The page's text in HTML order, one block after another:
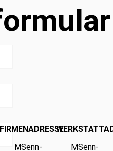
FIRMENADRESSE
MSenn-
MSenn-